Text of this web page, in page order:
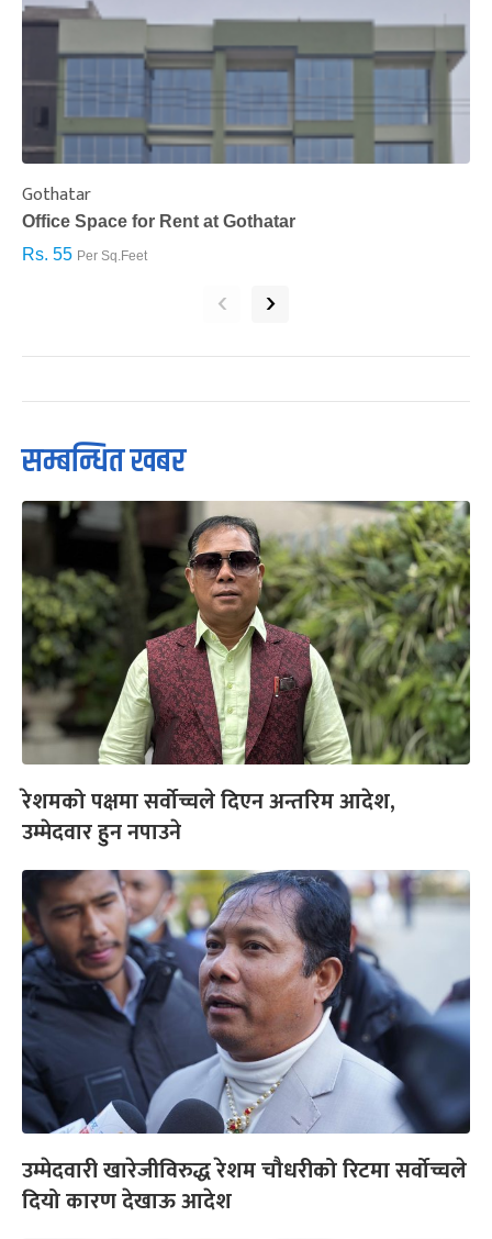
Gothatar
Office Space for Rent at Gothatar
Rs. 55 Per Sq.Feet
‹ ›
सम्बन्धित खबर
रेशमको पक्षमा सर्वोच्चले दिएन अन्तरिम आदेश,
उम्मेदवार हुन नपाउने
उम्मेदवारी खारेजीविरुद्ध रेशम चौधरीको रिटमा सर्वोच्चले
दियो कारण देखाऊ आदेश